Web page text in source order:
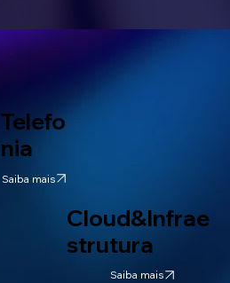
Telefo
nia
Saiba mais
Cloud&Infrae
strutura
Saiba mais